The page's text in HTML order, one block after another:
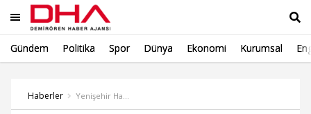
Gündem Politika Spor Dünya Ekonomi Kurumsal
Haberler